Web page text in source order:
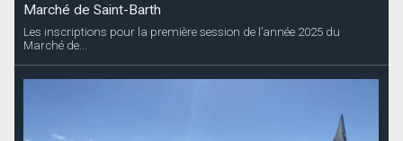
Marché de Saint-Barth
Les inscriptions pour la première session de l’année 2025 du
Marché de...